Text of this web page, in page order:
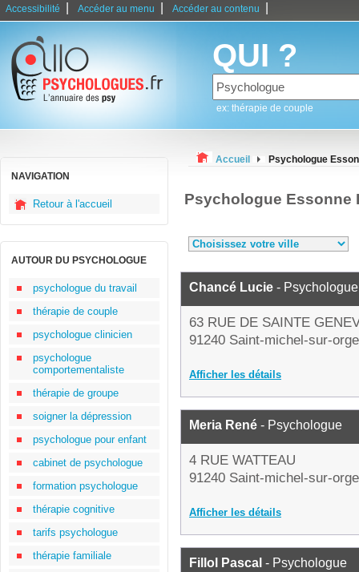
Accessibilité Accéder au menu Accéder au contenu
QUI ?
ex: thérapie de couple
NAVIGATION
Retour à l'accueil
AUTOUR DU PSYCHOLOGUE
psychologue du travail
thérapie de couple
psychologue clinicien
psychologue
comportementaliste
thérapie de groupe
soigner la dépression
psychologue pour enfant
cabinet de psychologue
formation psychologue
thérapie cognitive
tarifs psychologue
thérapie familiale
Accueil Psychologue
Psychologue Essonne
Chancé Lucie - Psychologue
63 RUE DE SAINTE
91240 Saint-michel-sur-orge
Afficher les détails
Meria René - Psychologue
4 RUE WATTEAU
91240 Saint-michel-sur-orge
Afficher les détails
Fillol Pascal - Psychologue